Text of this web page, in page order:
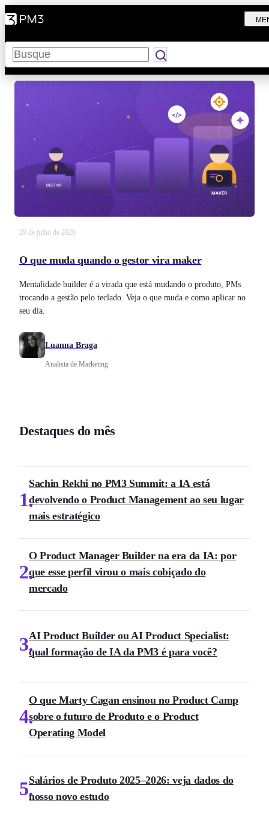
Pesquisar
29 de julho de 2026
O que muda quando o gestor vira maker
Mentalidade builder é a virada que está mudando o produto, PMs
trocando a gestão pelo teclado. Veja o que muda e como aplicar no
seu dia.
Luanna Braga
Analista de Marketing
Destaques do mês
1
Sachin Rekhi no PM3 Summit: a IA está
devolvendo o Product Management ao seu lugar
mais estratégico
2
O Product Manager Builder na era da IA: por
que esse perfil virou o mais cobiçado do
mercado
3AI Product Builder ou AI Product Specialist:
qual formação de IA da PM3 é para você?
4
O que Marty Cagan ensinou no Product Camp
sobre o futuro de Produto e o Product
Operating Model
5Salários de Produto 2025–2026: veja dados do
nosso novo estudo